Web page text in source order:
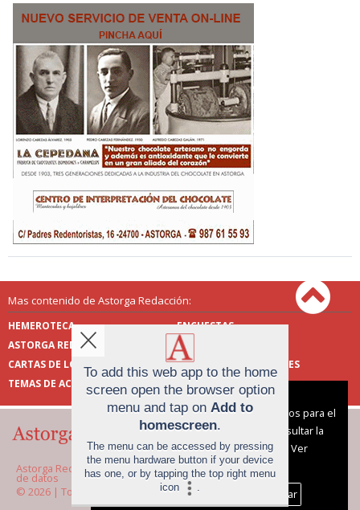
Mas contenido de Astorga Redacción:
HEMEROTECA
ENCUESTAS
ASTORGA REDACCIÓN
PUBLICIDAD
CARTAS DE LOS LECTORES
FOTOS DE LOS LECTORES
TEMAS DE ACTUALIDAD
Astorga Redacción |Términos de uso|Protección
de datos
© 2026 | Todos los derechos reservados
Aviso sobre el Uso de cookies:
Utilizamos cookies nuestras y de terceros para el
funcionamiento del digital. Puedes consultar la
lista de cookies y como desconectarlas.
Ver
nuestra Política de Privacidad y Cookies
Aceptar Cookies
Personalizar
To add this web app to the home
screen open the browser option
menu and tap on Add to
homescreen.
The menu can be accessed by pressing
the menu hardware button if your device
has one, or by tapping the top right menu
icon
.